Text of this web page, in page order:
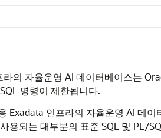
라의 자율운영 AI 데이터베이스는
명령이 제한됩니다.
Exadata 인프라의 자율운영 AI 데
용되는 대부분의 표준 SQL 및 PL/